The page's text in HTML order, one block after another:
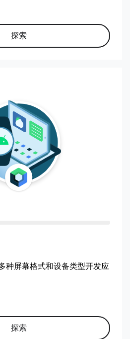
探索
种屏幕格式和设备类型开发应
探索